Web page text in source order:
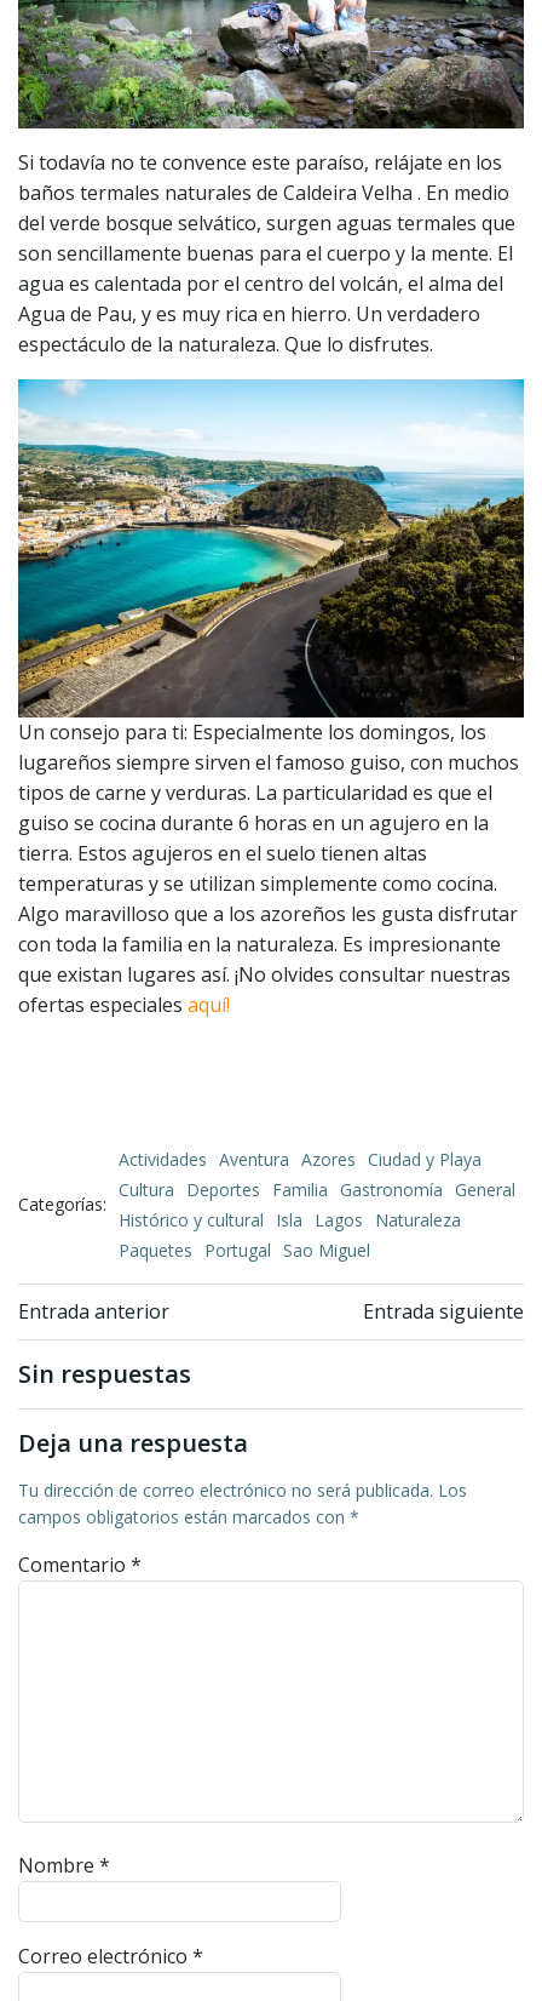
Si todavía no te convence este paraíso, relájate en los
baños termales naturales de Caldeira Velha . En medio
del verde bosque selvático, surgen aguas termales que
son sencillamente buenas para el cuerpo y la mente. El
agua es calentada por el centro del volcán, el alma del
Agua de Pau, y es muy rica en hierro. Un verdadero
espectáculo de la naturaleza. Que lo disfrutes.
Un consejo para ti: Especialmente los domingos, los
lugareños siempre sirven el famoso guiso, con muchos
tipos de carne y verduras. La particularidad es que el
guiso se cocina durante 6 horas en un agujero en la
tierra. Estos agujeros en el suelo tienen altas
temperaturas y se utilizan simplemente como cocina.
Algo maravilloso que a los azoreños les gusta disfrutar
con toda la familia en la naturaleza. Es impresionante
que existan lugares así. ¡No olvides consultar nuestras
ofertas especiales aquí!
Categorías:
Actividades Aventura Azores Ciudad y Playa
Cultura
Deportes Familia Gastronomía General
Histórico y cultural
Isla Lagos
Naturaleza
Paquetes
Portugal Sao Miguel
Navegación
de
entradas
Entrada anterior
Navegación
entradas
Entrada siguiente
Sin respuestas
Deja una respuesta
Tu dirección de correo electrónico no será publicada. Los
campos obligatorios están marcados con *
Comentario *
Nombre *
Correo electrónico *